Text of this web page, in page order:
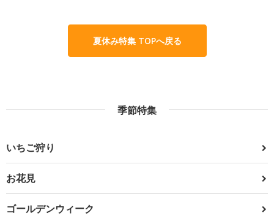
夏休み特集 TOPへ戻る
季節特集
いちご狩り
お花見
ゴールデンウィーク